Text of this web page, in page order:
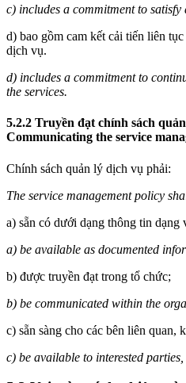
c) includes a commitment to
d) bao gồm cam kết cải tiến liên
dịch vụ.
d) includes a commitment to
the services.
5.2.2 Truyền đạt chính sách
Communicating the service
Chính sách quản lý dịch vụ phải:
The service management policy
a) sẵn có dưới dạng thông tin dạng
a) be available as documented
b) được truyền đạt trong tổ chức;
b) be communicated within the
c) sẵn sàng cho các bên liên quan,
c) be available to interested